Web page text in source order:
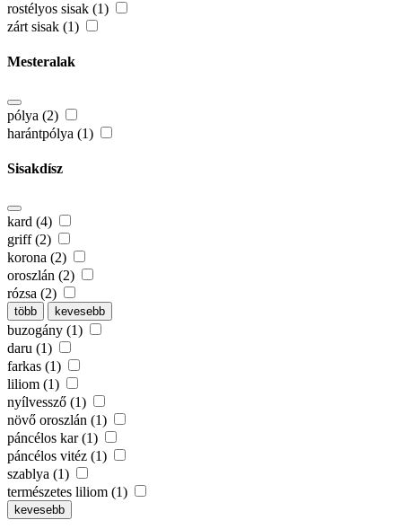
rostélyos sisak (1)
zárt sisak (1)
Mesteralak
pólya (2)
harántpólya (1)
Sisakdísz
kard (4)
griff (2)
korona (2)
oroszlán (2)
rózsa (2)
több kevesebb
buzogány (1)
daru (1)
farkas (1)
liliom (1)
nyílvessző (1)
növő oroszlán (1)
páncélos kar (1)
páncélos vitéz (1)
szablya (1)
természetes liliom (1)
kevesebb